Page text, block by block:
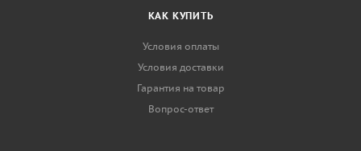
КАК КУПИТЬ
Условия оплаты
Условия доставки
Гарантия на товар
Вопрос-ответ